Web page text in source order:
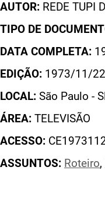
AUTOR: REDE TUPI
TIPO DE
DATA COMPLETA:
EDIÇÃO: 1973/11/22
LOCAL: São Paulo -
ÁREA: TELEVISÃO
ACESSO:
ASSUNTOS: Roteiro,